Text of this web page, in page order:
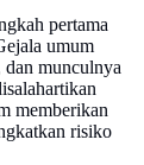
pertama
umum
dan munculnya
memberikan
risiko